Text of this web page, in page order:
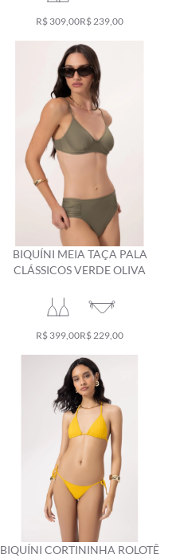
R$ 309,00R$ 239,00
BIQUÍNI MEIA TAÇA PALA
CLÁSSICOS VERDE OLIVA
R$ 399,00R$ 229,00
BIQUÍNI CORTININHA ROLOTÊ